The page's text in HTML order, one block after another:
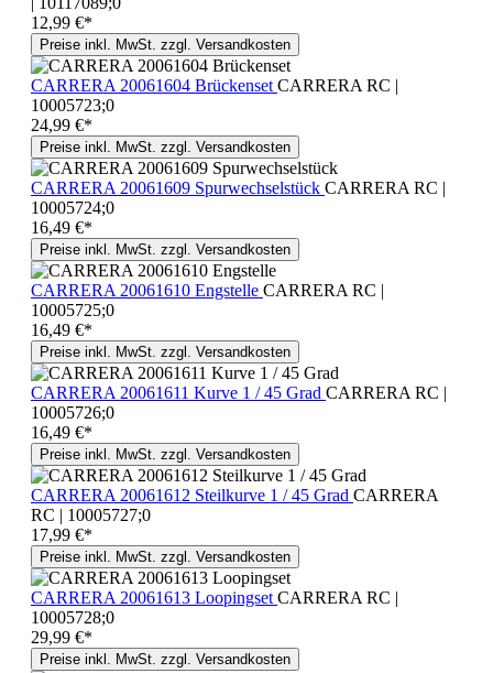
12,99 €*
Preise inkl. MwSt. zzgl. Versandkosten
CARRERA 20061604 Brückenset CARRERA RC |
10005723;0
24,99 €*
Preise inkl. MwSt. zzgl. Versandkosten
CARRERA 20061609 Spurwechselstück CARRERA RC |
10005724;0
16,49 €*
Preise inkl. MwSt. zzgl. Versandkosten
CARRERA 20061610 Engstelle CARRERA RC |
10005725;0
16,49 €*
Preise inkl. MwSt. zzgl. Versandkosten
CARRERA 20061611 Kurve 1 / 45 Grad CARRERA RC |
10005726;0
16,49 €*
Preise inkl. MwSt. zzgl. Versandkosten
CARRERA 20061612 Steilkurve 1 / 45 Grad CARRERA
RC | 10005727;0
17,99 €*
Preise inkl. MwSt. zzgl. Versandkosten
CARRERA 20061613 Loopingset CARRERA RC |
10005728;0
29,99 €*
Preise inkl. MwSt. zzgl. Versandkosten